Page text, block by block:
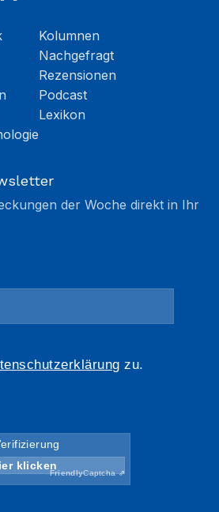
Kolumnen
Nachgefragt
Rezensionen
Podcast
Lexikon
der Woche direkt in Ihr